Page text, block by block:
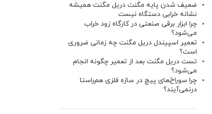
ضعیف شدن پایه مگنت دریل مگنت همیشه
نشانه خرابی دستگاه نیست
چرا ابزار برقی صنعتی در کارگاه زود خراب
می‌شود؟
تعمیر اسپیندل دریل مگنت چه زمانی ضروری
است؟
تست دریل مگنت بعد از تعمیر چگونه انجام
می‌شود؟
چرا سوراخ‌های پیچ در سازه فلزی هم‌راستا
درنمی‌آیند؟